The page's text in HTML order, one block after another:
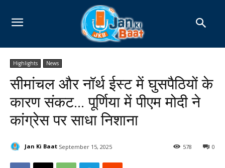
Highlights News
सीमांचल और नॉर्थ ईस्ट में घुसपैठियों के
कारण संकट… पूर्णिया में पीएम मोदी ने
कांग्रेस पर साधा निशाना
Jan Ki Baat September 15, 2025 0
578